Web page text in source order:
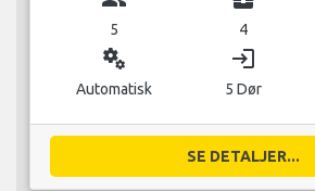
5 4
miscellaneous_services
Automatisk
login
5 Dør
SE DETALJER...